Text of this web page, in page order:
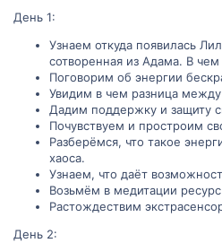
День 1:
Узнаем откуда появилась
сотворенная из Адама. В чем
Поговорим об энергии
Увидим в чем разница
Дадим поддержку и защиту
Почувствуем и простроим
Разберёмся, что такое
хаоса.
Узнаем, что даёт
Возьмём в медитации
Растождествим
День 2: